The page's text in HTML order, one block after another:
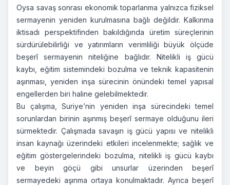
Oysa savaş sonrası ekonomik toparlanma yalnızca fiziksel
sermayenin yeniden kurulmasına bağlı değildir. Kalkınma
iktisadı perspektifinden bakıldığında üretim süreçlerinin
sürdürülebilirliği ve yatırımların verimliliği büyük ölçüde
beşerî sermayenin niteliğine bağlıdır. Nitelikli iş gücü
kaybı, eğitim sistemindeki bozulma ve teknik kapasitenin
aşınması, yeniden inşa sürecinin önündeki temel yapısal
engellerden biri haline gelebilmektedir.
Bu çalışma, Suriye’nin yeniden inşa sürecindeki temel
sorunlardan birinin aşınmış beşerî sermaye olduğunu ileri
sürmektedir. Çalışmada savaşın iş gücü yapısı ve nitelikli
insan kaynağı üzerindeki etkileri incelenmekte; sağlık ve
eğitim göstergelerindeki bozulma, nitelikli iş gücü kaybı
ve beyin göçü gibi unsurlar üzerinden beşerî
sermayedeki aşınma ortaya konulmaktadır. Ayrıca beşerî